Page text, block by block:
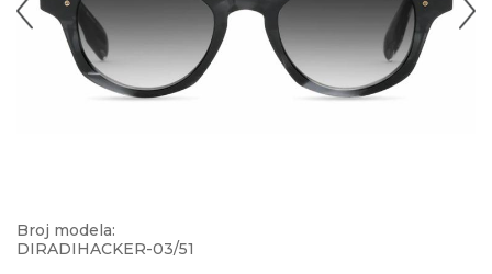
Broj modela:
DIRADIHACKER-03/51